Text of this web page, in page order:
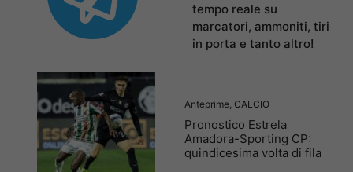
tempo reale su
marcatori, ammoniti, tiri
in porta e tanto altro!
Anteprime, CALCIO
Pronostico Estrela
Amadora-Sporting CP:
quindicesima volta di fila